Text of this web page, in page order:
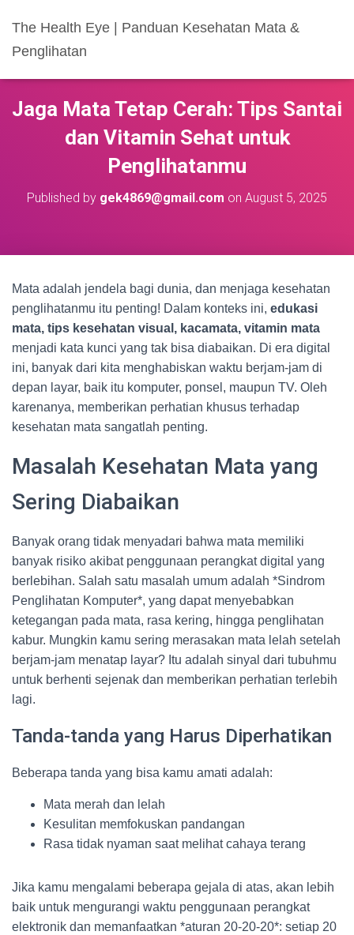
The Health Eye | Panduan Kesehatan Mata &
Penglihatan
Jaga Mata Tetap Cerah: Tips Santai
dan Vitamin Sehat untuk
Penglihatanmu
Published by gek4869@gmail.com on August 5, 2025
Mata adalah jendela bagi dunia, dan menjaga kesehatan
penglihatanmu itu penting! Dalam konteks ini, edukasi
mata, tips kesehatan visual, kacamata, vitamin mata
menjadi kata kunci yang tak bisa diabaikan. Di era digital
ini, banyak dari kita menghabiskan waktu berjam-jam di
depan layar, baik itu komputer, ponsel, maupun TV. Oleh
karenanya, memberikan perhatian khusus terhadap
kesehatan mata sangatlah penting.
Masalah Kesehatan Mata yang
Sering Diabaikan
Banyak orang tidak menyadari bahwa mata memiliki
banyak risiko akibat penggunaan perangkat digital yang
berlebihan. Salah satu masalah umum adalah *Sindrom
Penglihatan Komputer*, yang dapat menyebabkan
ketegangan pada mata, rasa kering, hingga penglihatan
kabur. Mungkin kamu sering merasakan mata lelah setelah
berjam-jam menatap layar? Itu adalah sinyal dari tubuhmu
untuk berhenti sejenak dan memberikan perhatian terlebih
lagi.
Tanda-tanda yang Harus Diperhatikan
Beberapa tanda yang bisa kamu amati adalah:
Mata merah dan lelah
Kesulitan memfokuskan pandangan
Rasa tidak nyaman saat melihat cahaya terang
Jika kamu mengalami beberapa gejala di atas, akan lebih
baik untuk mengurangi waktu penggunaan perangkat
elektronik dan memanfaatkan *aturan 20-20-20*: setiap 20